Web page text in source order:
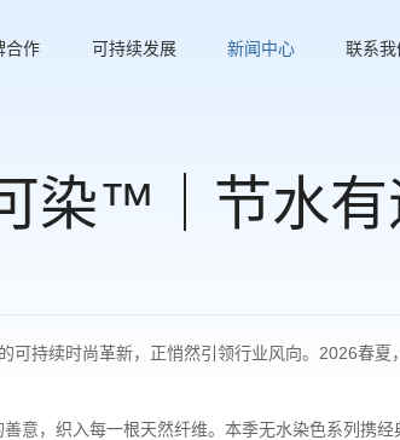
合作 可持续发展 新闻中心 联系我
染™｜节水
可持续时尚革新，正悄然引领行业风向。2026春
意，织入每一根天然纤维。本季无水染色系列携